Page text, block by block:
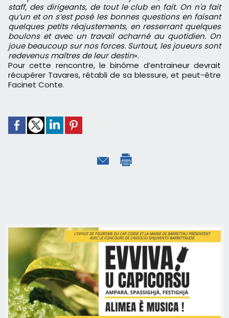
staff, des dirigeants, de tout le club en fait. On n'a fait
qu’un et on s’est posé les bonnes questions en faisant
quelques petits réajustements, en resserrant quelques
boulons et avec un travail acharné au quotidien. On
joue beaucoup sur nos forces. Surtout, les joueurs sont
redevenus maîtres de leur destin».
Pour cette rencontre, le binôme d’entraineur devrait
récupérer Tavares, rétabli de sa blessure, et peut-être
Facinet Conte.